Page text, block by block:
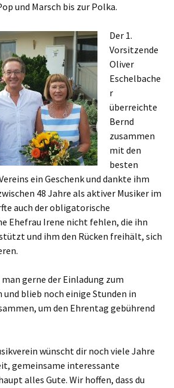
und Marsch bis zur Polka.
Der 1.
Vorsitzende
Oliver
Eschelbache
r
überreichte
Bernd
zusammen
mit den
besten
ein Geschenk und dankte ihm
48 Jahre als aktiver Musiker im
auch der obligatorische
Ehefrau Irene nicht fehlen, die ihn
und ihm den Rücken freihält, sich
gerne der Einladung zum
und blieb noch einige Stunden in
um den Ehrentag gebührend
wünscht dir noch viele Jahre
gemeinsame interessante
alles Gute. Wir hoffen, dass du